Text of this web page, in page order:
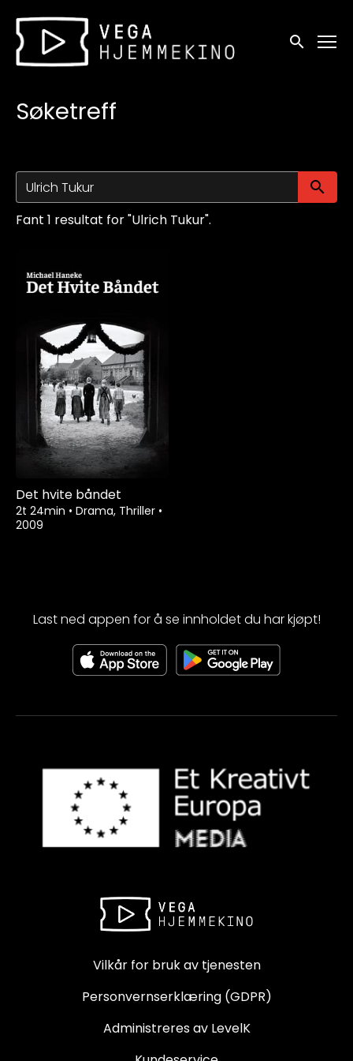
Tilgjengelighetslenker
Søk
Søketreff
Fant 1 resultat for "Ulrich Tukur".
Det hvite båndet
2t 24min • Drama, Thriller •
2009
Last ned appen for å se innholdet du har kjøpt!
Vilkår for bruk av tjenesten
Personvernserklæring (GDPR)
Administreres av LevelK